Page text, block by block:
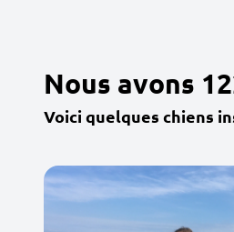
Nous avons
Voici quelques chiens